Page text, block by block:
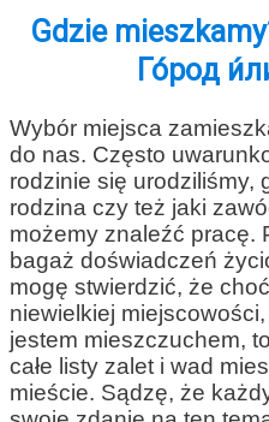
Gdzie
Го́род
Wybór miejsca
do nas. Często
rodzinie się urodziliśmy,
rodzina czy też jaki
możemy znaleźć pracę.
bagaż doświadczeń
mogę stwierdzić, że
niewielkiej
jestem mieszczuchem,
całe listy zalet i wad
mieście. Sądzę, że